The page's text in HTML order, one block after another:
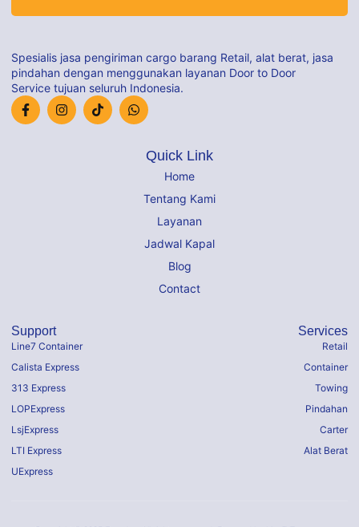
Spesialis jasa pengiriman cargo barang Retail, alat berat, jasa
pindahan dengan menggunakan layanan Door to Door
Service tujuan seluruh Indonesia.
Quick Link
Home
Tentang Kami
Layanan
Jadwal Kapal
Blog
Contact
Support
Line7 Container
Calista Express
313 Express
LOPExpress
LsjExpress
LTI Express
UExpress
Services
Retail
Container
Towing
Pindahan
Carter
Alat Berat